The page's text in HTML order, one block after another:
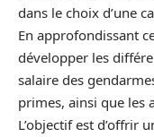
dans le choix d’une
En approfondissant
développer les
salaire des
primes, ainsi que les
L’objectif est d’offrir